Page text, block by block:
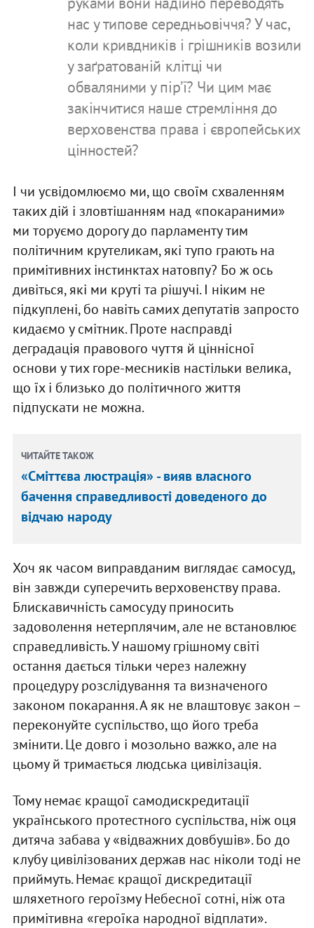
нас у типове середньовіччя? У час,
коли кривдників і грішників возили
у заґратованій клітці чи
обваляними у пірʼї? Чи цим має
закінчитися наше стремління до
верховенства права і європейських
цінностей?
І чи усвідомлюємо ми, що своїм схваленням
таких дій і зловтішанням над «покараними»
ми торуємо дорогу до парламенту тим
політичним крутеликам, які тупо грають на
примітивних інстинктах натовпу? Бо ж ось
дивіться, які ми круті та рішучі. І ніким не
підкуплені, бо навіть самих депутатів запросто
кидаємо у смітник. Проте насправді
деградація правового чуття й ціннісної
основи у тих горе-месників настільки велика,
що їх і близько до політичного життя
підпускати не можна.
ЧИТАЙТЕ ТАКОЖ
«Сміттєва люстрація» - вияв власного
бачення справедливості доведеного до
відчаю народу
Хоч як часом виправданим виглядає самосуд,
він завжди суперечить верховенству права.
Блискавичність самосуду приносить
задоволення нетерплячим, але не встановлює
справедливість. У нашому грішному світі
остання дається тільки через належну
процедуру розслідування та визначеного
законом покарання. А як не влаштовує закон –
переконуйте суспільство, що його треба
змінити. Це довго і мозольно важко, але на
цьому й тримається людська цивілізація.
Тому немає кращої самодискредитації
українського протестного суспільства, ніж оця
дитяча забава у «відважних довбушів». Бо до
клубу цивілізованих держав нас ніколи тоді не
приймуть. Немає кращої дискредитації
шляхетного героїзму Небесної сотні, ніж ота
примітивна «героїка народної відплати».